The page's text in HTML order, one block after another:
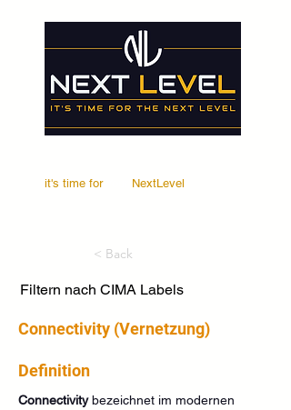
it's time for NextLevel
< Back
Filtern nach CIMA Labels
Connectivity (Vernetzung)
Definition
Connectivity bezeichnet im modernen